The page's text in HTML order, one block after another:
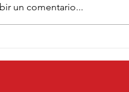
un comentario...